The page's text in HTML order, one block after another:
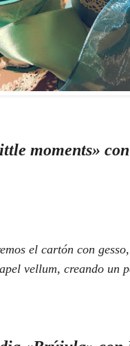
moments»
el cartón con
vellum, creando un